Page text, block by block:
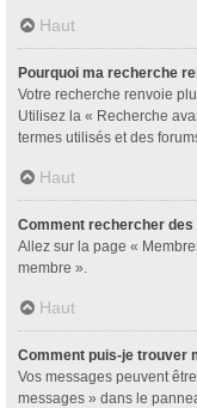
Haut
Pourquoi ma recherche
Votre recherche renvoie
Utilisez la « Recherche
termes utilisés et des
Haut
Comment rechercher des
Allez sur la page «
membre ».
Haut
Comment puis-je trouver
Vos messages peuvent
messages » dans le